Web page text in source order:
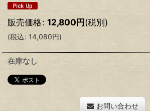
販売価格: 12,800円(税別)
(税込: 14,080円)
在庫なし
お問い合わせ